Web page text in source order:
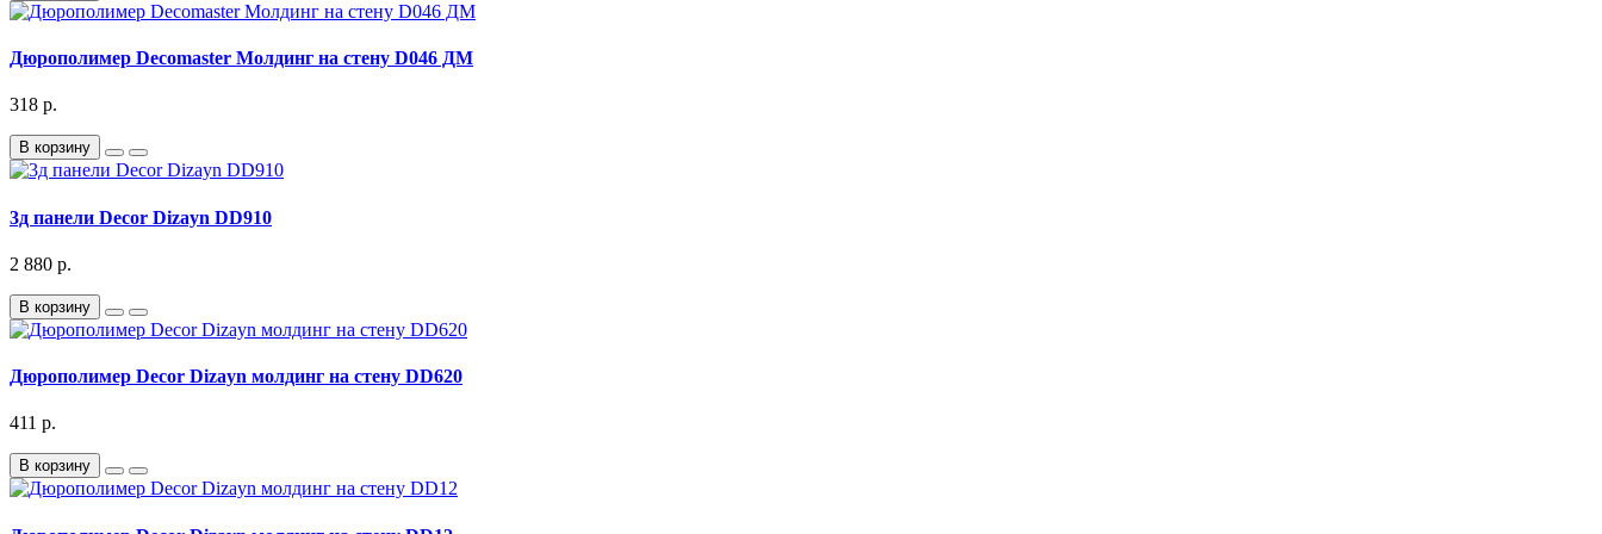
Дюрополимер Decomaster Молдинг на стену D046 ДМ
318 р.
В корзину
3д панели Decor Dizayn DD910
2 880 р.
В корзину
Дюрополимер Decor Dizayn молдинг на стену DD620
411 р.
В корзину